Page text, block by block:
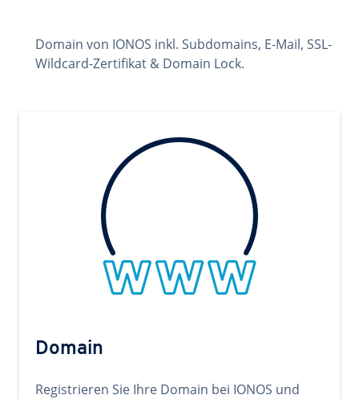
Domain von IONOS inkl. Subdomains, E-Mail, SSL-
Wildcard-Zertifikat & Domain Lock.
Domain
Registrieren Sie Ihre Domain bei IONOS und